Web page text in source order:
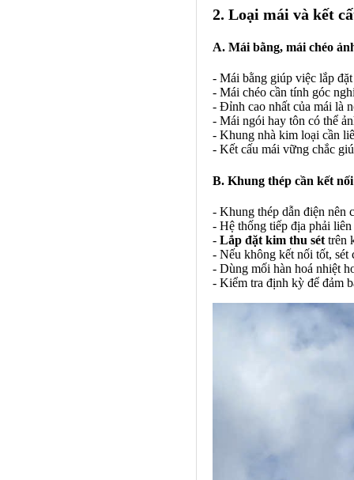
2. Loại mái và kết
A. Mái bằng, mái chéo
- Mái bằng giúp việc lắp
- Mái chéo cần tính góc
- Đỉnh cao nhất của mái là
- Mái ngói hay tôn có thể
- Khung nhà kim loại cần
- Kết cấu mái vững chắc
B. Khung thép cần kết
- Khung thép dẫn điện nên
- Hệ thống tiếp địa phải
- Lắp đặt kim thu sét trên
- Nếu không kết nối tốt, sét
- Dùng mối hàn hoá nhiệt
- Kiểm tra định kỳ để đảm